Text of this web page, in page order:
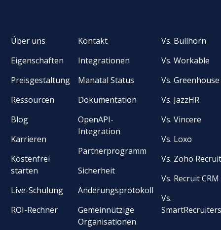
Über uns
Eigenschaften
Preisgestaltung
Ressourcen
Blog
Karrieren
Kostenfrei
starten
Live-Schulung
ROI-Rechner
Kontakt
Integrationen
Manatal Status
Dokumentation
OpenAPI-
Integration
Partnerprogramm
Sicherheit
Änderungsprotokoll
Gemeinnützige
Organisationen
Vs. Bullhorn
Vs. Workable
Vs. Greenhouse
Vs. JazzHR
Vs. Vincere
Vs. Loxo
Vs. Zoho
Vs. Recruit CRM
Vs.